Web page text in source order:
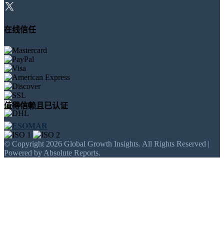
在线信任
值得信赖且已认证
© Copyright 2026 Global Growth Insights. All Rights Reserved |
Powered by Absolute Reports.